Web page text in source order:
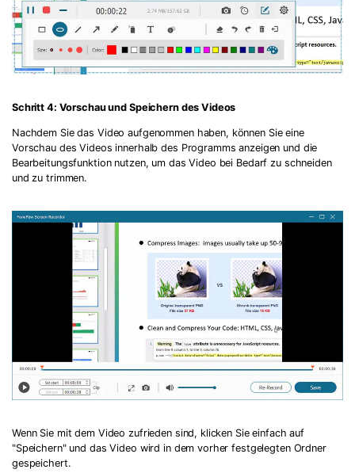
Schritt 4: Vorschau und Speichern des Videos
Nachdem Sie das Video aufgenommen haben, können Sie eine
Vorschau des Videos innerhalb des Programms anzeigen und die
Bearbeitungsfunktion nutzen, um das Video bei Bedarf zu schneiden
und zu trimmen.
Wenn Sie mit dem Video zufrieden sind, klicken Sie einfach auf
"Speichern" und das Video wird in dem vorher festgelegten Ordner
gespeichert.